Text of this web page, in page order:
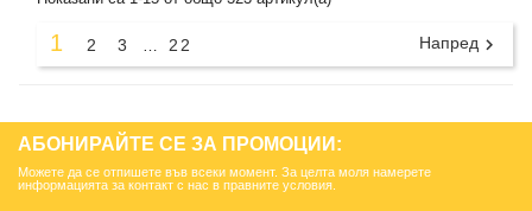
1 2 3 … 22 Напред 
АБОНИРАЙТЕ СЕ ЗА ПРОМОЦИИ:
Можете да се отпишете във всеки момент. За целта моля намерете
информацията за контакт с нас в правните условия.